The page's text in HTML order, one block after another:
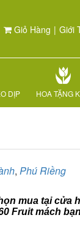
Giỏ Hàng | Giới
DỊP HOA TẶNG
, Phú Riềng
mua tại cửa
Fruit mách